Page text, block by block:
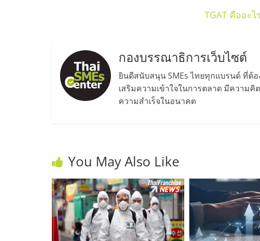
ที่
ปรึกษา
ลงทุน
และ
ขยาย
TGAT คืออะ
กองบรรณาธิการเว็บไซต์
ยินดีสนับสนุน SMEs ไทยทุกแบรนด์ ที่ต้
เสริมความเข้าใจในการตลาด มีความ
ความสำเร็จในอนาคต
You May Also Like